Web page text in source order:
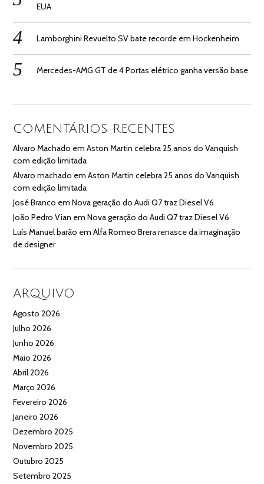
EUA
Lamborghini Revuelto SV bate recorde em Hockenheim
Mercedes-AMG GT de 4 Portas elétrico ganha versão base
COMENTÁRIOS RECENTES
Alvaro Machado emAston Martin celebra 25 anos do Vanquish
com edição limitada
Alvaro machado emAston Martin celebra 25 anos do Vanquish
com edição limitada
José Branco emNova geração do Audi Q7 traz Diesel V6
João Pedro Vian emNova geração do Audi Q7 traz Diesel V6
Luís Manuel barão emAlfa Romeo Brera renasce da imaginação
de designer
ARQUIVO
Agosto 2026
Julho 2026
Junho 2026
Maio 2026
Abril 2026
Março 2026
Fevereiro 2026
Janeiro 2026
Dezembro 2025
Novembro 2025
Outubro 2025
Setembro 2025